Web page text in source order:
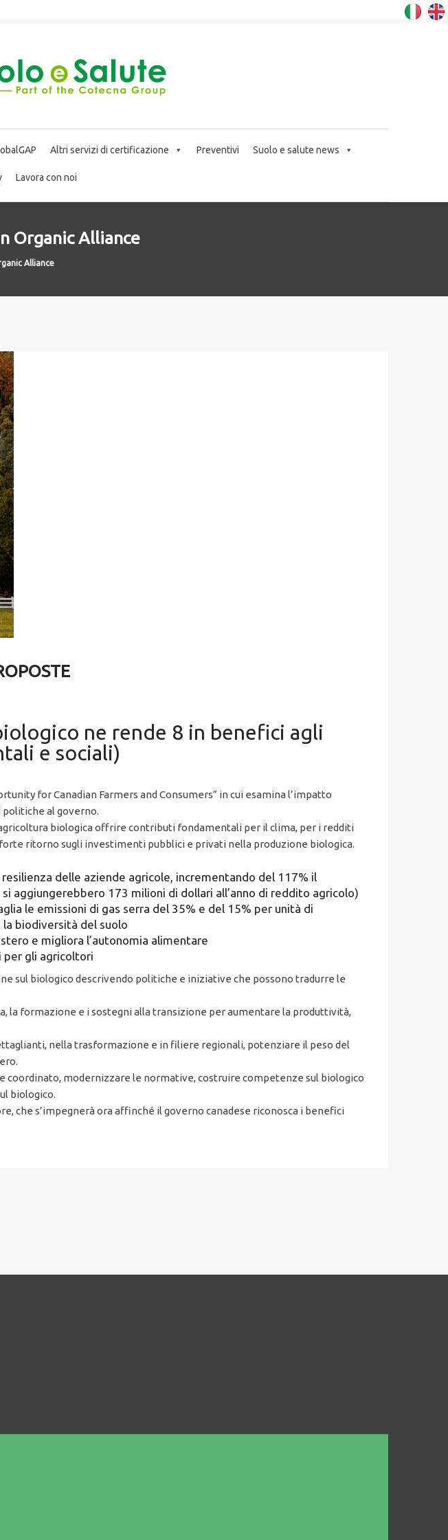
Altri servizi di certificazione Preventivi Suolo e salute news
Lavora con noi
Organic Alliance
Alliance
ne rende 8 in benefici agli
e sociali)
for Canadian Farmers and Consumers” in cui esamina l’impatto
al governo.
biologica offrire contributi fondamentali per il clima, per i redditi
ritorno sugli investimenti pubblici e privati nella produzione biologica.
delle aziende agricole, incrementando del 117% il
aggiungerebbero 173 milioni di dollari all’anno di reddito agricolo)
le emissioni di gas serra del 35% e del 15% per unità di
biodiversità del suolo
e migliora l’autonomia alimentare
per gli agricoltori
sul biologico descrivendo politiche e iniziative che possono tradurre le
la formazione e i sostegni alla transizione per aumentare la produttività,
nella trasformazione e in filiere regionali, potenziare il peso del
modernizzare le normative, costruire competenze sul biologico
biologico.
che s’impegnerà ora affinché il governo canadese riconosca i benefici